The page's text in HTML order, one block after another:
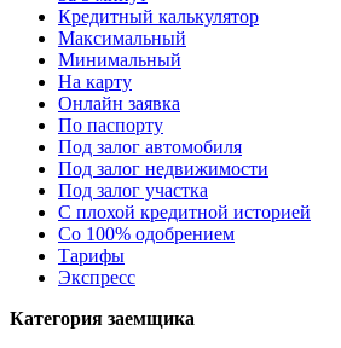
Кредитный калькулятор
Максимальный
Минимальный
На карту
Онлайн заявка
По паспорту
Под залог автомобиля
Под залог недвижимости
Под залог участка
С плохой кредитной историей
Со 100% одобрением
Тарифы
Экспресс
Категория заемщика